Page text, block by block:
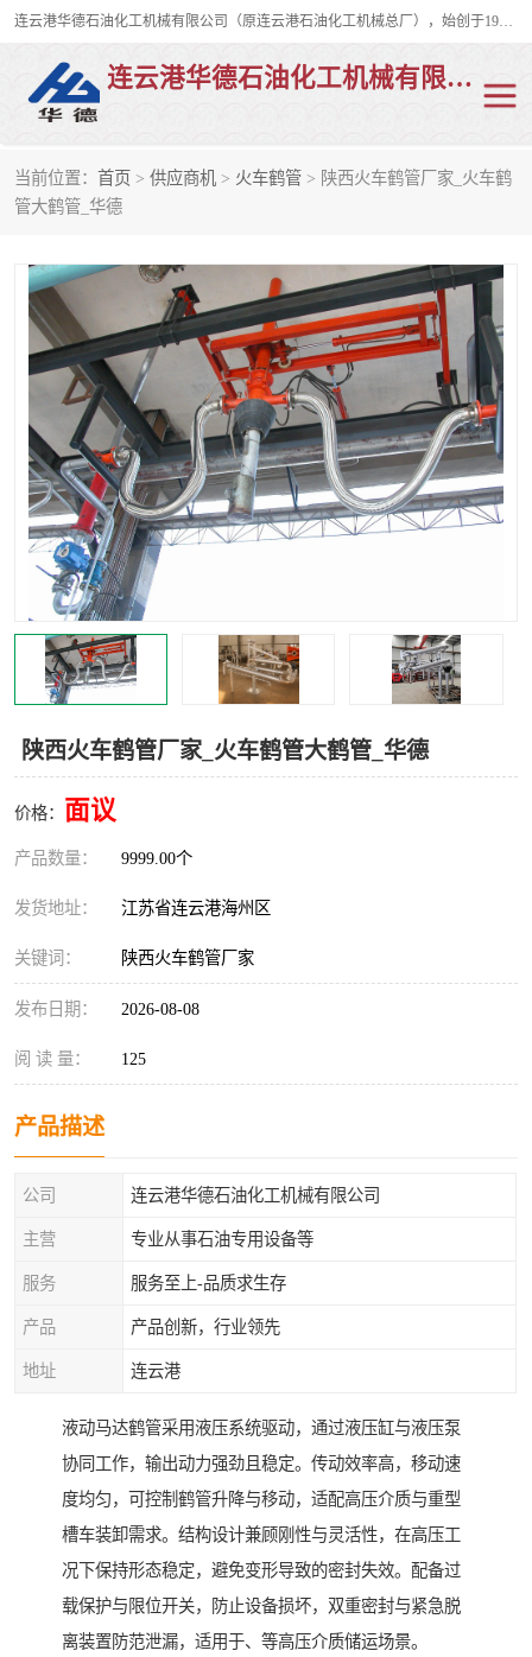
连云港华德石油化工机械有限公司（原连云港石油化工机械总厂），始创于1982年，是从事码头船用流体装卸臂、陆用流体装卸臂（鹤管）、活动梯、钢构平台、定量装车系统等全系列流体装卸设备的设计、制造、销售以及服务的专业供应商。
连云港华德石油化工机械有限公司
当前位置： 首页 > 供应商机 > 火车鹤管 > 陕西火车鹤管厂家_火车鹤
管大鹤管_华德
陕西火车鹤管厂家_火车鹤管大鹤管_华德
价格： 面议
产品数量： 9999.00个
发货地址： 江苏省连云港海州区
关键词： 陕西火车鹤管厂家
发布日期： 2026-08-08
阅 读 量： 125
产品描述
公司 连云港华德石油化工机械有限公司
主营 专业从事石油专用设备等
服务 服务至上-品质求生存
产品 产品创新，行业领先
地址 连云港
液动马达鹤管采用液压系统驱动，通过液压缸与液压泵
协同工作，输出动力强劲且稳定。传动效率高，移动速
度均匀，可控制鹤管升降与移动，适配高压介质与重型
槽车装卸需求。结构设计兼顾刚性与灵活性，在高压工
况下保持形态稳定，避免变形导致的密封失效。配备过
载保护与限位开关，防止设备损坏，双重密封与紧急脱
离装置防范泄漏，适用于、等高压介质储运场景。
陆用流体装卸臂
液氨鹤管 液氯鹤管
LNG鹤管 活动梯
平台栈桥 卸车鹤管
装车鹤管 输油臂
紧急脱离干式接头 火车鹤管
汽车鹤管
底部鹤管
浮动出油装置 鹤管